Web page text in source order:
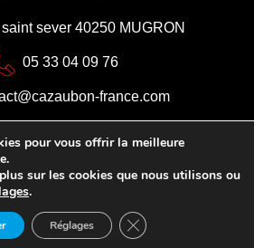
sever 40250 MUGRON
05 33 04 09 76
france.com
Copyright ©
–Mentions légales
pour vous offrir la meilleure
sur les cookies que nous utilisons ou
.
Réglages Close GDPR Cookie